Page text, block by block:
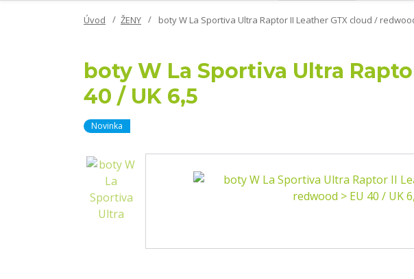
Úvod ŽENY boty W La Sportiva Ultra Raptor II Leather GTX cloud /
boty W La Sportiva Ultra
40 / UK 6,5
Novinka